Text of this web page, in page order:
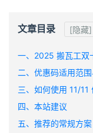
文章目录 [隐藏]
一、2025 搬瓦工双
二、优惠码适用范
三、如何使用 11/11
四、本站建议
五、推荐的常规方案